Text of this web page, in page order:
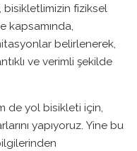
bisikletlimizin fiziksel
kapsamında,
belirlenerek,
ve verimli şekilde
de yol bisikleti için,
yapıyoruz. Yine bu